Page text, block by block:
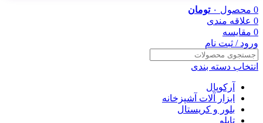
0 محصول ۰ تومان
0 علاقه مندی
0 مقایسه
ورود / ثبت نام
انتخاب دسته بندی
آرکوپال
ابزار آلات آشپزخانه
بلور و کریستال
تابلو